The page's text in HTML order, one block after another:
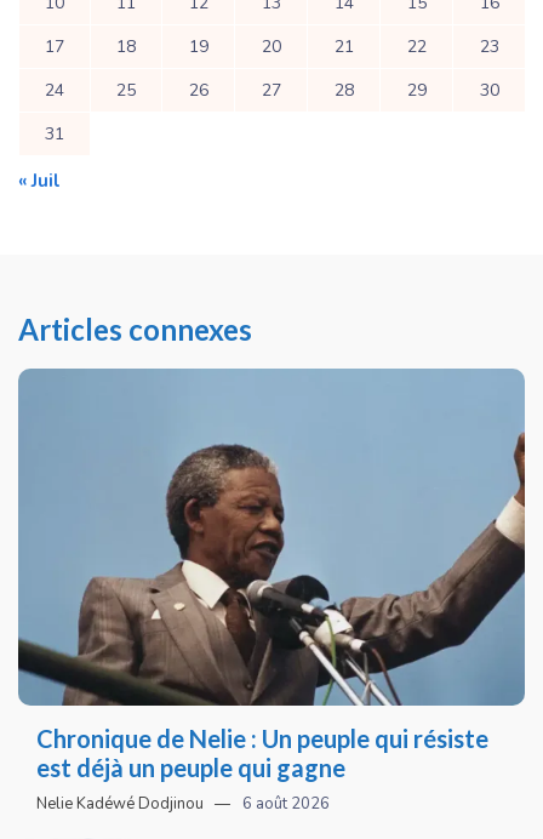
17
18 19 20 21 22
23
24
25 26 27 28 29
30
31
« Juil
Articles connexes
Chronique de Nelie : Un peuple qui résiste
est déjà un peuple qui gagne
Nelie Kadéwé Dodjinou 6 août 2026